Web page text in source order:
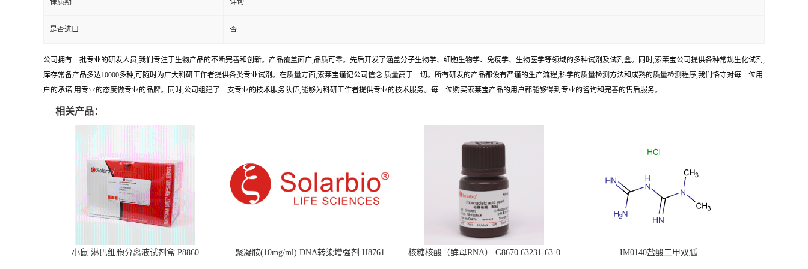
保质期 详询
是否进口 否
公司拥有一批专业的研发人员,我们专注于生物产品的不断完善和创新。产品覆盖面广,品质可靠。先后开发了涵盖分子生物学、细胞生物学、免疫学、生物医学等领域的多种试剂及试剂盒。同时,索莱宝公司提供各种常规生化试剂,
库存常备产品多达10000多种,可随时为广大科研工作者提供各类专业试剂。在质量方面,索莱宝谨记公司信念:质量高于一切。所有研发的产品都设有严谨的生产流程,科学的质量检测方法和成熟的质量检测程序,我们恪守对每一位用
户的承诺:用专业的态度做专业的品牌。同时,公司组建了一支专业的技术服务队伍,能够为科研工作者提供专业的技术服务。每一位购买索莱宝产品的用户都能够得到专业的咨询和完善的售后服务。
相关产品：
小鼠 淋巴细胞分离液试剂盒 P8860 聚凝胺(10mg/ml) DNA转染增强剂 H8761
核糖核酸（酵母RNA） G8670 63231-63-0
IM0140盐酸二甲双胍